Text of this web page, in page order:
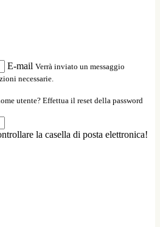
E-mail Verrà inviato un messaggio
necessarie.
utente? Effettua il reset della password
la casella di posta elettronica!